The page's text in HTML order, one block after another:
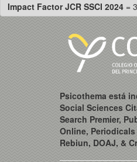
Impact Factor JCR SSCI 2024 =
Psicothema está
Social Sciences
Search Premier,
Online, Periodicals
Rebiun, DOAJ, &